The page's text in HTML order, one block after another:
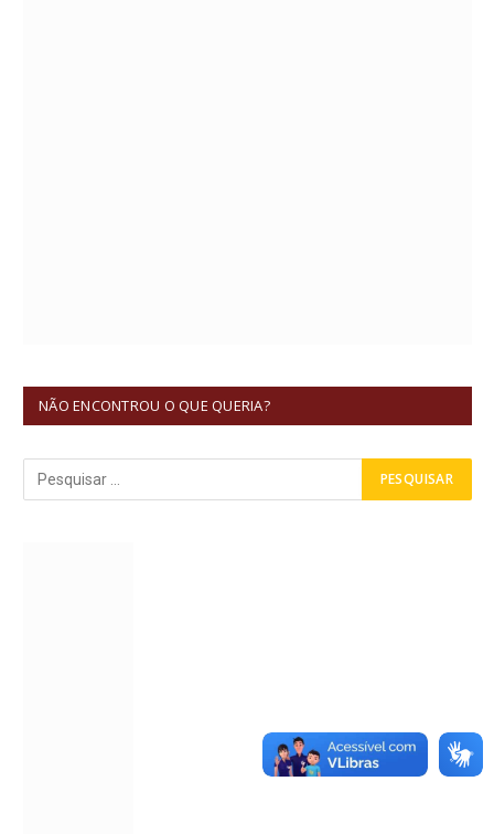
NÃO ENCONTROU O QUE QUERIA?